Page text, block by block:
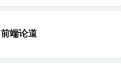
前端论道